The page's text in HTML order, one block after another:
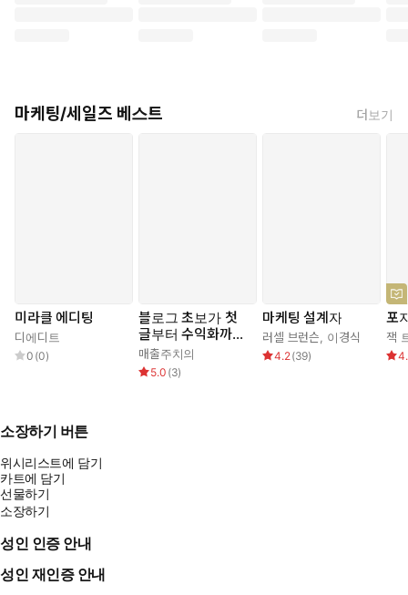
만약 그 방향이 마음에 들지 않는다면, 이 책이 다른 길을 보여줄 것
읽는 데 반나절이면 충분하다. 실행하는 데는 오늘 저녁이면 충
분하다. 결과를 보는 데는, 그것은 당신에게 달려 있다.
마케팅/세일즈 베스트 더보기
미라클 에디팅
디에디트
0 (0)
블로그 초보가 첫
글부터 수익화까지
가는 법
매출주치의
5.0 (3)
마케팅 설계자
러셀 브런슨, 이경식
4.2(39)
포
잭
소장하기 버튼
위시리스트에 담기
카트에 담기
선물하기
소장하기
성인 인증 안내
성인 재인증 안내